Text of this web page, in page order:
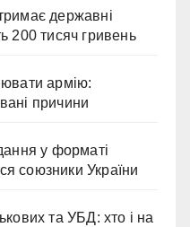
державні
200 тисяч гривень
армію:
причини
у форматі
союзники України
та УБД: хто і на